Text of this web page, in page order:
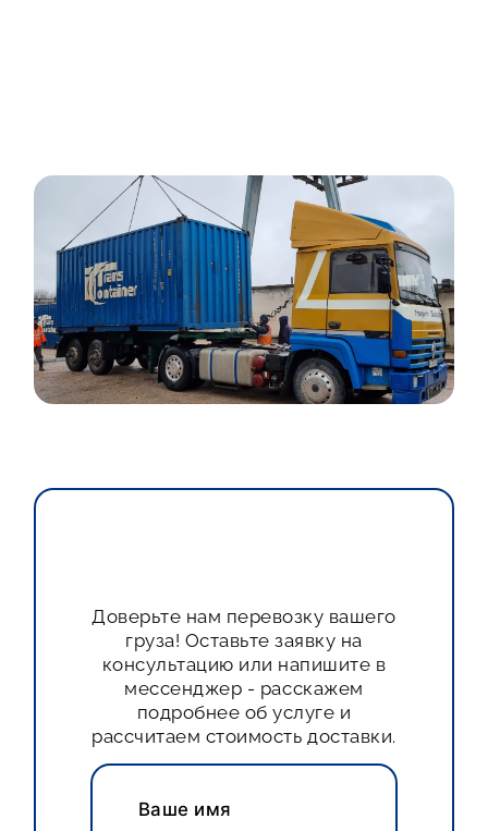
Доверьте нам перевозку вашего
груза! Оставьте заявку на
консультацию или напишите в
мессенджер - расскажем
подробнее об услуге и
рассчитаем стоимость доставки.